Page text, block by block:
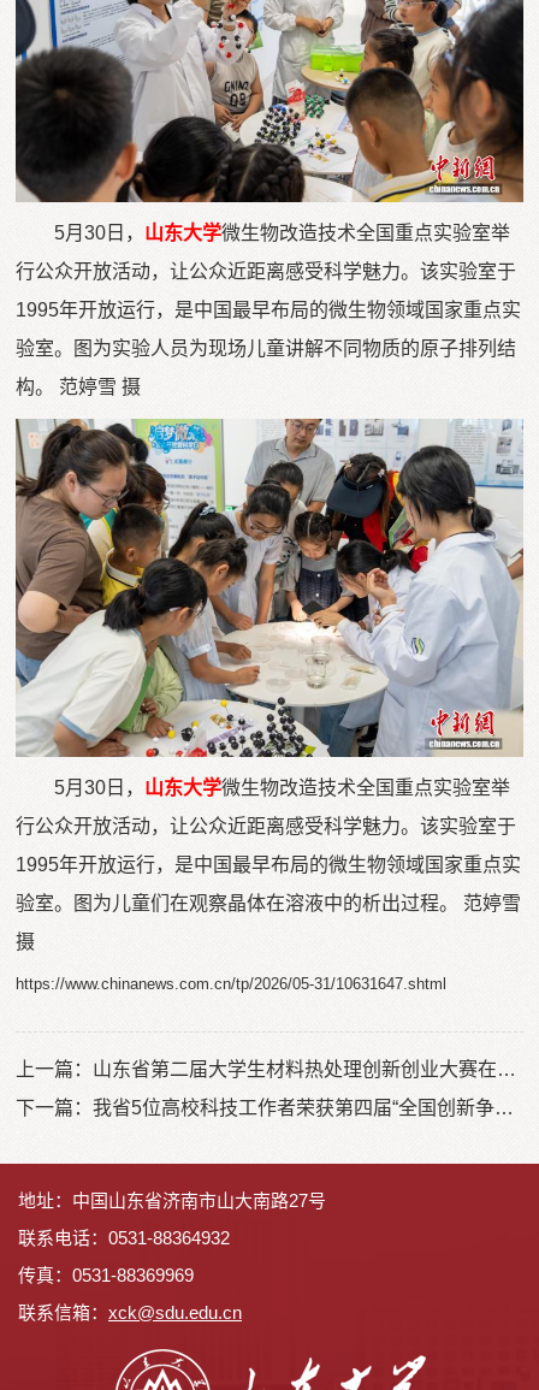
5月30日， 山东大学微生物改造技术全国重点实验室举
行公众开放活动，让公众近距离感受科学魅力。该实验室于
1995年开放运行，是中国最早布局的微生物领域国家重点实
验室。图为实验人员为现场儿童讲解不同物质的原子排列结
构。 范婷雪 摄
5月30日， 山东大学微生物改造技术全国重点实验室举
行公众开放活动，让公众近距离感受科学魅力。该实验室于
1995年开放运行，是中国最早布局的微生物领域国家重点实
验室。图为儿童们在观察晶体在溶液中的析出过程。 范婷雪
摄
https://www.chinanews.com.cn/tp/2026/05-31/10631647.shtml
上一篇：
山东省第二届大学生材料热处理创新创业大赛在山东大学举行
下一篇：
我省5位高校科技工作者荣获第四届“全国创新争先奖”
地址：中国山东省济南市山大南路27号
联系电话：0531-88364932
传真：0531-88369969
联系信箱： xck@sdu.edu.cn